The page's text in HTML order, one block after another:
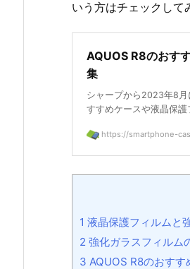
いう方はチェックして
AQUOS R8のおす
集
シャープから2023年8月
すすめケースや液晶保
https://smartphone-
1 液晶保護フィルムと
2 強化ガラスフィルム
3 AQUOS R8のおす